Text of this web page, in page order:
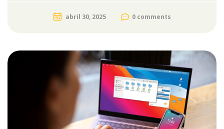
abril 30, 2025 0 comments